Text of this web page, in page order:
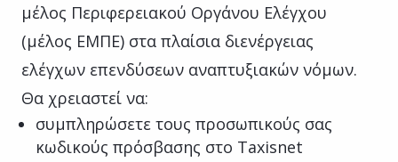
μέλος Περιφερειακού Οργάνου Ελέγχου
(μέλος ΕΜΠΕ) στα πλαίσια διενέργειας
ελέγχων επενδύσεων αναπτυξιακών νόμων.
Θα χρειαστεί να:
συμπληρώσετε τους προσωπικούς σας
κωδικούς πρόσβασης στο Taxisnet